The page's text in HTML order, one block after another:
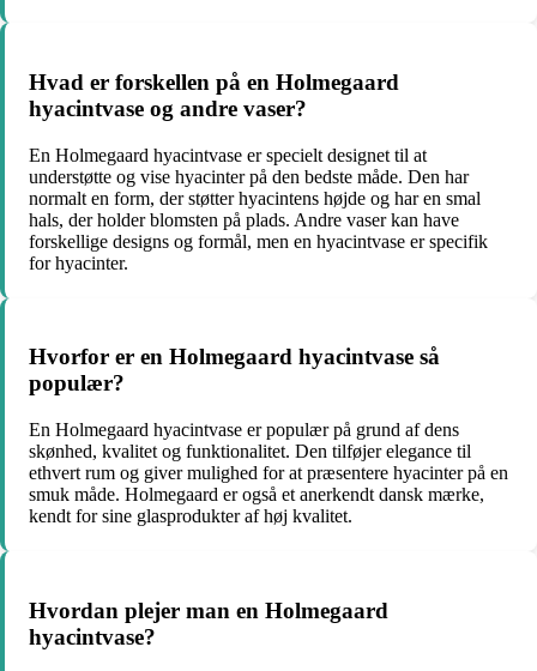
Hvad er forskellen på en Holmegaard
hyacintvase og andre vaser?
En Holmegaard hyacintvase er specielt designet til at
understøtte og vise hyacinter på den bedste måde. Den har
normalt en form, der støtter hyacintens højde og har en smal
hals, der holder blomsten på plads. Andre vaser kan have
forskellige designs og formål, men en hyacintvase er specifik
for hyacinter.
Hvorfor er en Holmegaard hyacintvase så
populær?
En Holmegaard hyacintvase er populær på grund af dens
skønhed, kvalitet og funktionalitet. Den tilføjer elegance til
ethvert rum og giver mulighed for at præsentere hyacinter på en
smuk måde. Holmegaard er også et anerkendt dansk mærke,
kendt for sine glasprodukter af høj kvalitet.
Hvordan plejer man en Holmegaard
hyacintvase?